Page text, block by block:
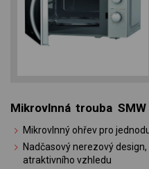
Mikrovlnná trouba SMW
Mikrovlnný ohřev pro
Nadčasový nerezový
atraktivního vzhledu